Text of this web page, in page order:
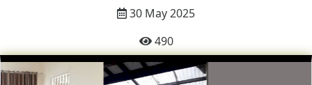
30 May 2025
490